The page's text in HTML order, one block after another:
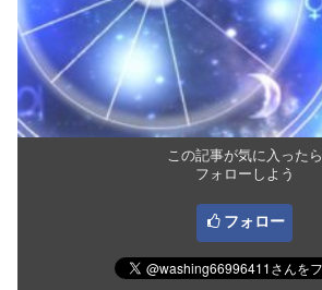
この記事が気に入ったら
フォローしよう
フォロー